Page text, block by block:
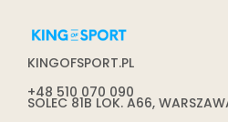
KINGOFSPORT.PL
+48 510 070 090
SOLEC 81B LOK. A66,